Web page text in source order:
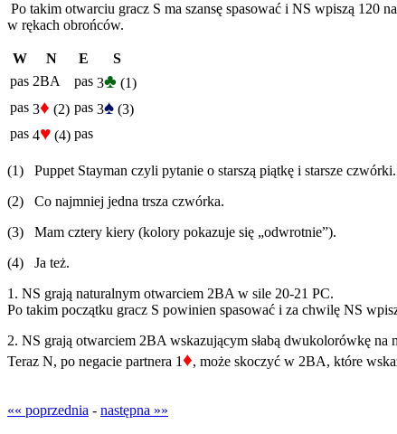
Po takim otwarciu gracz S ma szansę spasować i NS wpiszą 120
w rękach obrońców.
W N E
S
pas 2BA pas 3♣ (1)
pas 3♦ (2) pas 3♠ (3)
pas 4♥ (4) pas
(1) Puppet Stayman czyli pytanie o starszą piątkę i starsze czwórki.
(2) Co najmniej jedna trsza czwórka.
(3) Mam cztery kiery (kolory pokazuje się „odwrotnie”).
(4) Ja też.
1. NS grają naturalnym otwarciem 2BA w sile 20-21 PC.
Po takim początku gracz S powinien spasować i za chwilę NS
2. NS grają otwarciem 2BA wskazującym słabą dwukolorówkę na
Teraz N, po negacie partnera 1♦, może skoczyć w 2BA, które
«« poprzednia - następna »»